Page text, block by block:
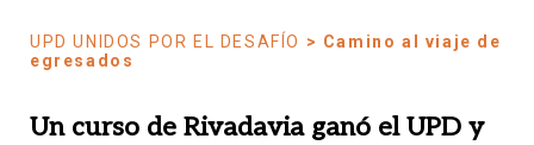
UPD UNIDOS POR EL DESAFÍO > Camino al viaje de
egresados
Un curso de Rivadavia ganó el UPD y